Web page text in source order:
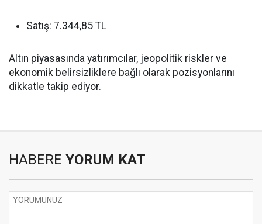
Satış: 7.344,85 TL
Altın piyasasında yatırımcılar, jeopolitik riskler ve
ekonomik belirsizliklere bağlı olarak pozisyonlarını
dikkatle takip ediyor.
HABERE YORUM KAT